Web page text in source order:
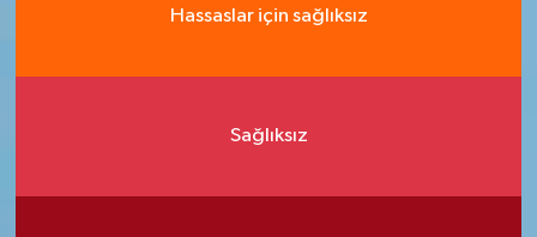
Hassaslar için sağlıksız
Sağlıksız